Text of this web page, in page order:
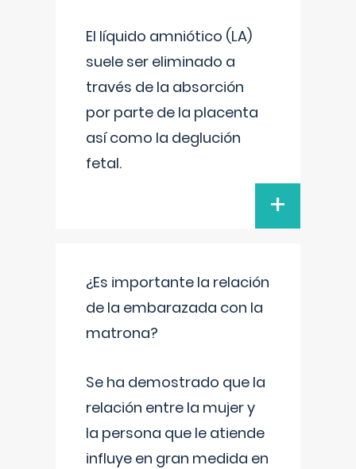
El líquido amniótico (LA)
suele ser eliminado a
través de la absorción
por parte de la placenta
así como la deglución
fetal.
+
¿Es importante la relación
de la embarazada con la
matrona?
Se ha demostrado que la
relación entre la mujer y
la persona que le atiende
influye en gran medida en